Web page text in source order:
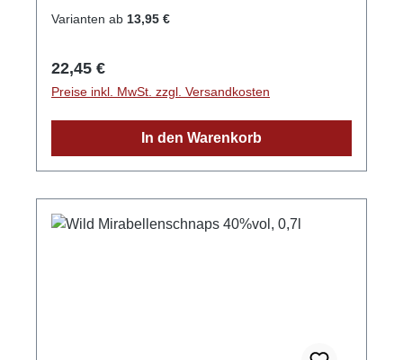
Geschmack vom Feinsten ist, an Mandeln und
16°C-18°C entfaltet sich das Aroma am besten.
GPSR-Informationen HerstellerFirma: WILD
Schwarzwaldbrennerei & Weingut GmbHLand:
DeutschlandStadt: GengenbachStraße:
Varianten ab 13,95 €
Regulärer Preis:
22,45 €
Preise inkl. MwSt. zzgl. Versandkosten
In den Warenkorb